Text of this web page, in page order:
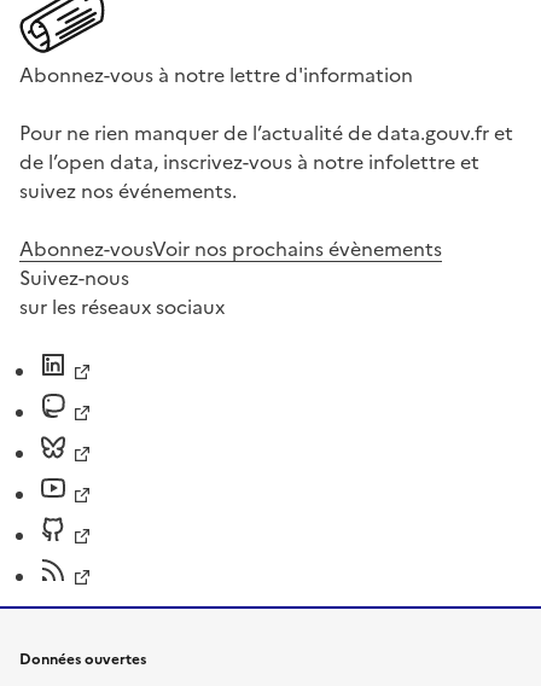
Abonnez-vous à notre lettre d'information
Pour ne rien manquer de l’actualité de data.gouv.fr et
de l’open data, inscrivez-vous à notre infolettre et
suivez nos événements.
Abonnez-vousVoir nos prochains évènements
Suivez-nous
sur les réseaux sociaux
Données ouvertes